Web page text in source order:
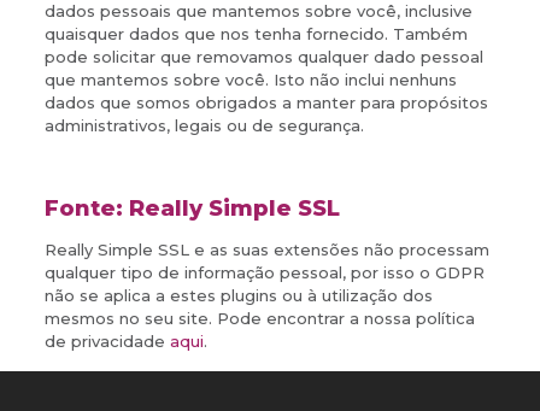
dados pessoais que mantemos sobre você, inclusive
quaisquer dados que nos tenha fornecido. Também
pode solicitar que removamos qualquer dado pessoal
que mantemos sobre você. Isto não inclui nenhuns
dados que somos obrigados a manter para propósitos
administrativos, legais ou de segurança.
Fonte: Really Simple SSL
Really Simple SSL e as suas extensões não processam
qualquer tipo de informação pessoal, por isso o GDPR
não se aplica a estes plugins ou à utilização dos
mesmos no seu site. Pode encontrar a nossa política
de privacidade aqui.